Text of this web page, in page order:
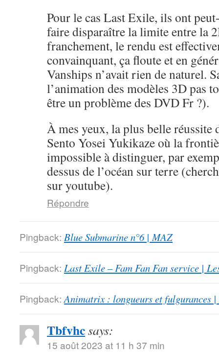
Pour le cas Last Exile, ils ont
faire disparaître la limite entre la
franchement, le rendu est
convainquant, ça floute et en
Vanships n’avait rien de naturel.
l’animation des modèles 3D pas
être un problème des DVD Fr ?).
À mes yeux, la plus belle réussite
Sento Yosei Yukikaze où la
impossible à distinguer, par
dessus de l’océan sur terre
sur youtube).
Répondre
Pingback: Blue Submarine n°6 | MAZ
Pingback: Last Exile – Fam Fan Fan service |
Pingback: Animatrix : longueurs et fulgurances |
Tbfvhcsays:
15 août 2023 at 11 h 37 min